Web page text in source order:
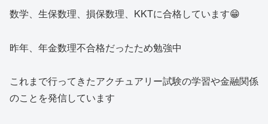
数学、生保数理、損保数理、KKTに合格しています😁
昨年、年金数理不合格だったため勉強中
これまで行ってきたアクチュアリー試験の学習や金融関係
のことを発信しています